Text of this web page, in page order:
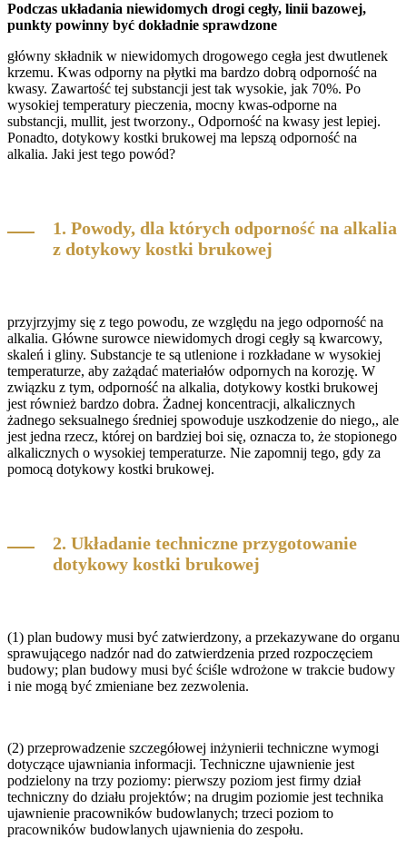
Podczas układania niewidomych drogi cegły, linii bazowej,
punkty powinny być dokładnie sprawdzone
główny składnik w niewidomych drogowego cegła jest dwutlenek
krzemu. Kwas odporny na płytki ma bardzo dobrą odporność na
kwasy. Zawartość tej substancji jest tak wysokie, jak 70%. Po
wysokiej temperatury pieczenia, mocny kwas-odporne na
substancji, mullit, jest tworzony., Odporność na kwasy jest lepiej.
Ponadto, dotykowy kostki brukowej ma lepszą odporność na
alkalia. Jaki jest tego powód?
1. Powody, dla których odporność na alkalia
z dotykowy kostki brukowej
przyjrzyjmy się z tego powodu, ze względu na jego odporność na
alkalia. Główne surowce niewidomych drogi cegły są kwarcowy,
skaleń i gliny. Substancje te są utlenione i rozkładane w wysokiej
temperaturze, aby zażądać materiałów odpornych na korozję. W
związku z tym, odporność na alkalia, dotykowy kostki brukowej
jest również bardzo dobra. Żadnej koncentracji, alkalicznych
żadnego seksualnego średniej spowoduje uszkodzenie do niego,, ale
jest jedna rzecz, której on bardziej boi się, oznacza to, że stopionego
alkalicznych o wysokiej temperaturze. Nie zapomnij tego, gdy za
pomocą dotykowy kostki brukowej.
2. Układanie techniczne przygotowanie
dotykowy kostki brukowej
(1) plan budowy musi być zatwierdzony, a przekazywane do organu
sprawującego nadzór nad do zatwierdzenia przed rozpoczęciem
budowy; plan budowy musi być ściśle wdrożone w trakcie budowy
i nie mogą być zmieniane bez zezwolenia.
(2) przeprowadzenie szczegółowej inżynierii techniczne wymogi
dotyczące ujawniania informacji. Techniczne ujawnienie jest
podzielony na trzy poziomy: pierwszy poziom jest firmy dział
techniczny do działu projektów; na drugim poziomie jest technika
ujawnienie pracowników budowlanych; trzeci poziom to
pracowników budowlanych ujawnienia do zespołu.